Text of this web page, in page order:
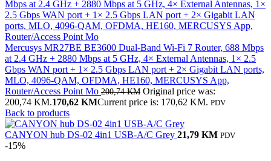
Mercusys MR27BE BE3600 Dual-Band Wi-Fi 7 Router, 688 Mbps
at 2.4 GHz + 2880 Mbps at 5 GHz, 4× External Antennas, 1× 2.5
Gbps WAN port + 1× 2.5 Gbps LAN port + 2× Gigabit LAN ports,
MLO, 4096-QAM, OFDMA, HE160, MERCUSYS App,
Router/Access Point Mo 200,74KM Original price was:
200,74 KM.170,62 KMCurrent price is: 170,62 KM. PDV
Back to products
CANYON hub DS-02 4in1 USB-A/C Grey 21,79 KM PDV
-15%